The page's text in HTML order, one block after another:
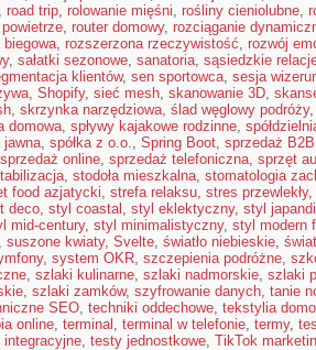
, road trip, rolowanie mięśni, rośliny cieniolubne,
, router domowy, rozciąganie
, rozszerzona rzeczywistość, rozwój
, sałatki sezonowe, sanatoria, sąsiedzkie
klientów, sen sportowca, sesja
, Shopify, sieć mesh, skanowanie 3D,
, skrzynka narzędziowa, ślad węglowy podróży,
domowa, spływy kajakowe rodzinne,
jawna, spółka z o.o., Spring Boot, sprzedaż B2B
sprzedaż online, sprzedaż telefoniczna, sprzęt
, stodoła mieszkalna, stomatologia
food azjatycki, strefa relaksu, stres przewlekły,
deco, styl coastal , styl eklektyczny, styl japandi
mid-century, styl minimalistyczny, styl modern
, suszone kwiaty, Svelte, światło niebieskie,
, system OKR, szczepienia podróżne,
, szlaki kulinarne, szlaki nadmorskie, szlaki
, szlaki zamków, szyfrowanie danych, tanie
SEO, techniki oddechowe, tekstylia
online, terminal , terminal w telefonie, termy,
, testy jednostkowe, TikTok